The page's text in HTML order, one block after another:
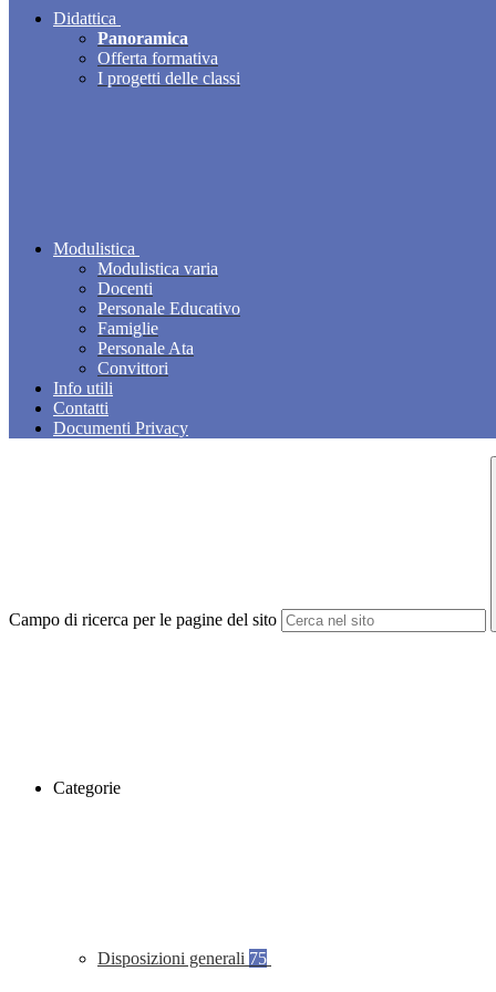
Didattica
Panoramica
Offerta formativa
I progetti delle classi
Modulistica
Modulistica varia
Docenti
Personale Educativo
Famiglie
Personale Ata
Convittori
Info utili
Contatti
Documenti Privacy
Campo di ricerca per le pagine del sito
Categorie
Disposizioni generali 75